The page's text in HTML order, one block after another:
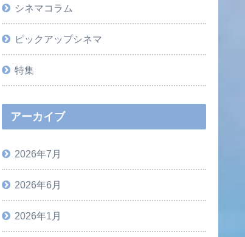
シネマコラム
ピックアップシネマ
特集
アーカイブ
2026年7月
2026年6月
2026年1月